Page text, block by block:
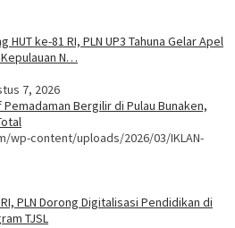
HUT ke-81 RI, PLN UP3 Tahuna Gelar Apel
N…
7, 2026
Pemadaman Bergilir di Pulau Bunaken,
wp-content/uploads/2026/03/IKLAN-
PLN Dorong Digitalisasi Pendidikan di
TJSL